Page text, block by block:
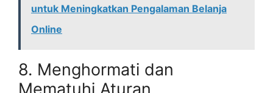
untuk Meningkatkan Pengalaman Belanja
Online
8. Menghormati dan